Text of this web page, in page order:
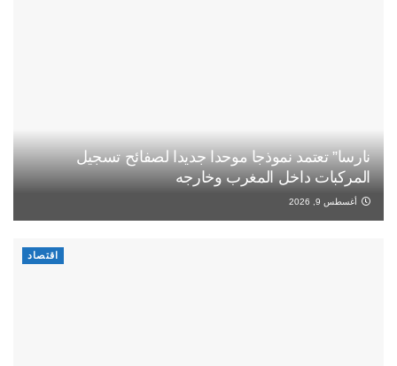
نارسا” تعتمد نموذجا موحدا جديدا لصفائح تسجيل
المركبات داخل المغرب وخارجه
أغسطس 9, 2026
اقتصاد